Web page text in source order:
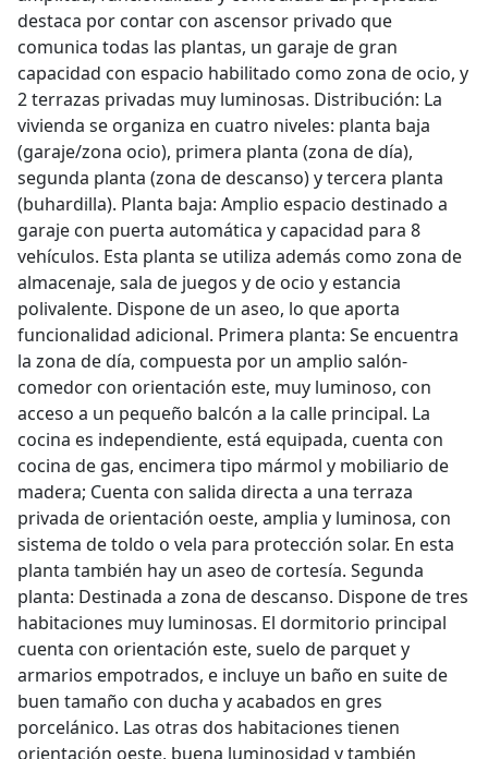
destaca por contar con ascensor privado que
comunica todas las plantas, un garaje de gran
capacidad con espacio habilitado como zona de ocio, y
2 terrazas privadas muy luminosas. Distribución: La
vivienda se organiza en cuatro niveles: planta baja
(garaje/zona ocio), primera planta (zona de día),
segunda planta (zona de descanso) y tercera planta
(buhardilla). Planta baja: Amplio espacio destinado a
garaje con puerta automática y capacidad para 8
vehículos. Esta planta se utiliza además como zona de
almacenaje, sala de juegos y de ocio y estancia
polivalente. Dispone de un aseo, lo que aporta
funcionalidad adicional. Primera planta: Se encuentra
la zona de día, compuesta por un amplio salón-
comedor con orientación este, muy luminoso, con
acceso a un pequeño balcón a la calle principal. La
cocina es independiente, está equipada, cuenta con
cocina de gas, encimera tipo mármol y mobiliario de
madera; Cuenta con salida directa a una terraza
privada de orientación oeste, amplia y luminosa, con
sistema de toldo o vela para protección solar. En esta
planta también hay un aseo de cortesía. Segunda
planta: Destinada a zona de descanso. Dispone de tres
habitaciones muy luminosas. El dormitorio principal
cuenta con orientación este, suelo de parquet y
armarios empotrados, e incluye un baño en suite de
buen tamaño con ducha y acabados en gres
porcelánico. Las otras dos habitaciones tienen
orientación oeste, buena luminosidad y también